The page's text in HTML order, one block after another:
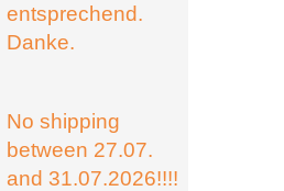
entsprechend.
Danke.
No shipping
between 27.07.
and 31.07.2026!!!!